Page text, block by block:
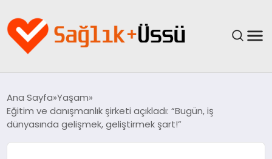
YAŞAM
Ana Sayfa Yaşam
Eğitim ve danışmanlık şirketi açıkladı: “Bugün, iş
dünyasında gelişmek, geliştirmek şart!”